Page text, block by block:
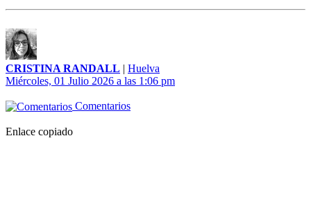
CRISTINA RANDALL | Huelva
Miércoles, 01 Julio 2026 a las 1:06 pm
Comentarios
Enlace copiado